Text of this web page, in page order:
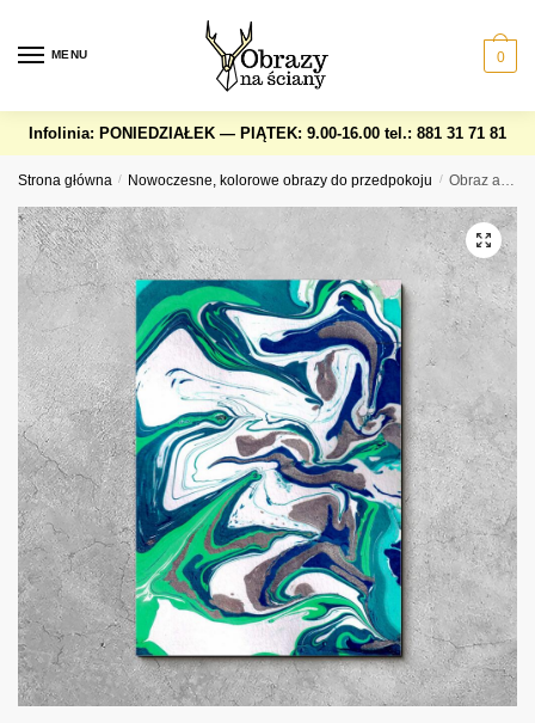
navigation
content
MENU 0
Infolinia: PONIEDZIAŁEK — PIĄTEK: 9.00-16.00 tel.: 881 31 71 81
Strona główna / Nowoczesne, kolorowe obrazy do przedpokoju / Obraz abstrakcyjna lawa